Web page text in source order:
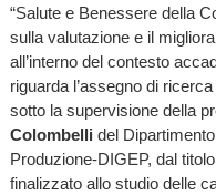
“Salute e Benessere della
sulla valutazione e il
all’interno del contesto
riguarda l’assegno di
sotto la supervisione della
Colombelli del
Produzione-DIGEP, dal
finalizzato allo studio delle